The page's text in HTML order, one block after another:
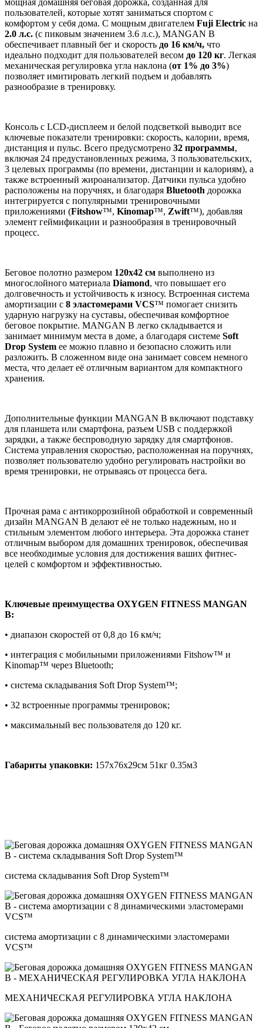
мощная домашняя беговая дорожка, созданная для
пользователей, которые хотят заниматься спортом с
комфортом у себя дома. С мощным двигателем Fuji Electric на
2.0 л.с. (с пиковым значением 3.6 л.с.), MANGAN B
обеспечивает плавный бег и скорость до 16 км/ч, что
идеально подходит для пользователей весом до 120 кг. Легкая
механическая регулировка угла наклона (от 1% до 3%)
позволяет имитировать легкий подъем и добавлять
разнообразие в тренировку.
Консоль с LCD-дисплеем и белой подсветкой выводит все
ключевые показатели тренировки: скорость, калории, время,
дистанция и пульс. Всего предусмотрено 32 программы,
включая 24 предустановленных режима, 3 пользовательских,
3 целевых программы (по времени, дистанции и калориям), а
также встроенный жироанализатор. Датчики пульса удобно
расположены на поручнях, и благодаря Bluetooth дорожка
интегрируется с популярными тренировочными
приложениями (Fitshow™, Kinomap™, Zwift™), добавляя
элемент геймификации и разнообразия в тренировочный
процесс.
Беговое полотно размером 120x42 см выполнено из
многослойного материала Diamond, что повышает его
долговечность и устойчивость к износу. Встроенная система
амортизации с 8 эластомерами VCS™ помогает снизить
ударную нагрузку на суставы, обеспечивая комфортное
беговое покрытие. MANGAN B легко складывается и
занимает минимум места в доме, а благодаря системе Soft
Drop System ее можно плавно и безопасно сложить или
разложить. В сложенном виде она занимает совсем немного
места, что делает её отличным вариантом для компактного
хранения.
Дополнительные функции MANGAN B включают подставку
для планшета или смартфона, разъем USB с поддержкой
зарядки, а также беспроводную зарядку для смартфонов.
Система управления скоростью, расположенная на поручнях,
позволяет пользователю удобно регулировать настройки во
время тренировки, не отрываясь от процесса бега.
Прочная рама с антикоррозийной обработкой и современный
дизайн MANGAN B делают её не только надежным, но и
стильным элементом любого интерьера. Эта дорожка станет
отличным выбором для домашних тренировок, обеспечивая
все необходимые условия для достижения ваших фитнес-
целей с комфортом и эффективностью.
Ключевые преимущества OXYGEN FITNESS MANGAN
B:
• диапазон скоростей от 0,8 до 16 км/ч;
• интеграция с мобильными приложениями Fitshow™ и
Kinomap™ через Bluetooth;
• система складывания Soft Drop System™;
• 32 встроенные программы тренировок;
• максимальный вес пользователя до 120 кг.
Габариты упаковки: 157х76х29см 51кг 0.35м3
система складывания Soft Drop System™
система амортизации с 8 динамическими эластомерами
VCS™
МЕХАНИЧЕСКАЯ РЕГУЛИРОВКА УГЛА НАКЛОНА